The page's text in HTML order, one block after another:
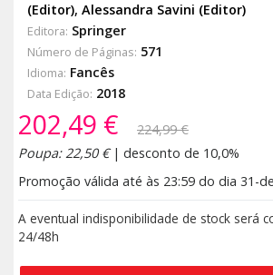
(Editor), Alessandra Savini (Editor)
Editora: Springer
Número de Páginas: 571
Idioma: Fancês
Data Edição: 2018
202,49 €
224,99 €
Poupa: 22,50 €| desconto de 10,0%
Promoção válida até às 23:59 do dia 31-
A eventual indisponibilidade de stock será
24/48h